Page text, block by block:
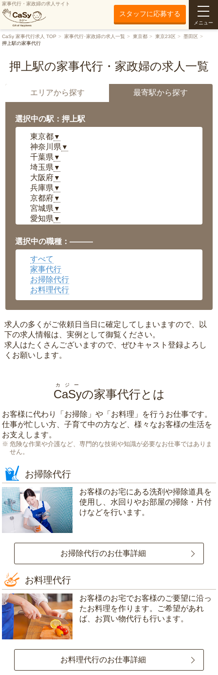
家事代行・家政婦の求人サイト
スタッフに応募する
メニュー
CaSy 家事代行求人 TOP 家事代行･家政婦の求人一覧 東京都 東京23区
墨田区
押上駅の家事代行
押上駅の家事代行・家政婦の求人一覧
エリアから探す 最寄駅から探す
選択中の駅：押上駅
東京都▼
神奈川県 ▼
千葉県 ▼
埼玉県 ▼
大阪府▼
兵庫県 ▼
京都府▼
宮城県 ▼
愛知県 ▼
岡山県▼
広島県▼
沖縄県
選択中の職種：———
すべて
家事代行
お掃除代行
お料理代行
求人の多くがご依頼日当日に確定してしまいますので、以
下の求人情報は、実例として御覧ください。
求人はたくさんございますので、ぜひキャスト登録よろし
くお願いします。
CaSy
カジー
の家事代行とは
お客様に代わり「 お掃除 」や「 お料理 」を行うお仕事です。
仕事が忙しい方、子育て中の方など、様々なお客様の生活を
お支えします。
危険な作業や介護など、専門的な技術や知識が必要なお仕事ではありま
せん。
お掃除代行
お客様のお宅にある洗剤や掃除道具を
使用し、水回りやお部屋の掃除・片付
けなどを行います。
お掃除代行のお仕事詳細
お料理代行
お客様のお宅でお客様のご要望に沿っ
たお料理を作ります。ご希望があれ
ば、お買い物代行も行います。
お料理代行のお仕事詳細